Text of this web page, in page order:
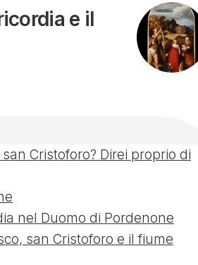
e il
Cristoforo? Direi proprio di
nel Duomo di Pordenone
san Cristoforo e il fiume